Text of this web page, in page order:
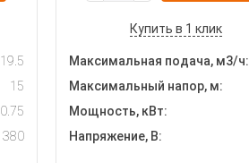
19.5
15
0.75
380
Купить в 1 клик
Максимальная подача, м3/ч:
Максимальный напор, м:
Мощность, кВт:
Напряжение, В: